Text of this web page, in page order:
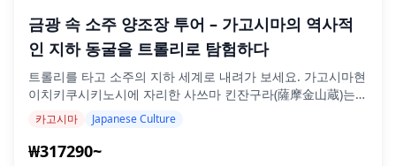
도착하는 경우 촬영 시간과 전달되는 사진의 양이 줄어들 수
있습니다. ・촬영 장소에 촬영 예정일 3일 전에 비 예보가 있거
나 촬영 당일 예기치 않게 비가 오는 경우, (1) 날짜와 시간을
변경하거나, (2) 장소를 변경하거나, (3) 촬영을 취소하는 세 가
지 옵션을 이용할 수 있습니다. ![]
(https://assets.hldycdn.com/6ae9fe3b-c2c6-4005-8649-
0df38d80fa5c.png) ![]
ec73c3137b7a.png)
금광 속 소주 양조장 투어 – 가고시마의 역사적
인 지하 동굴을 트롤리로 탐험하다
트롤리를 타고 소주의 지하 세계로 내려가 보세요. 가고시마현
이치키쿠시키노시에 자리한 사쓰마 킨잔구라(薩摩金山蔵)는
일본 어디에서도 찾아볼 수 없는 독특한 양조장입니다. 과거
금광의 터널 안에 조성된 세계 유일의 지하 숙성 저장고로, 사
쓰마 골드러시의 유산과 정통 일본 소주의 정수가 한곳에서 만
카고시마 Japanese Culture
₩317290~